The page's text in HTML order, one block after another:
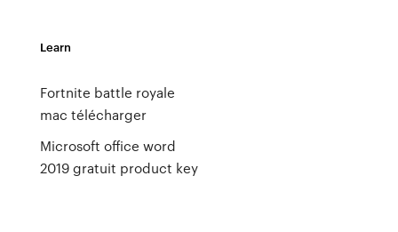
Learn
Fortnite battle royale
mac télécharger
Microsoft office word
2019 gratuit product key